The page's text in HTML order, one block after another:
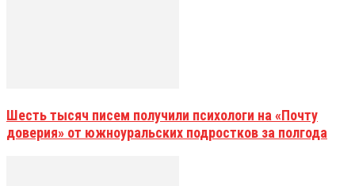
Шесть тысяч писем получили психологи на «Почту
доверия» от южноуральских подростков за полгода